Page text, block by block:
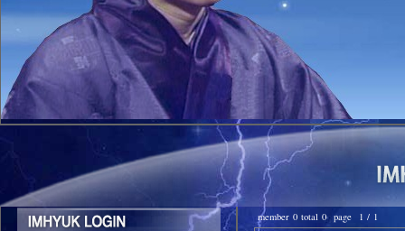
member 0 total 0 page 1 / 1